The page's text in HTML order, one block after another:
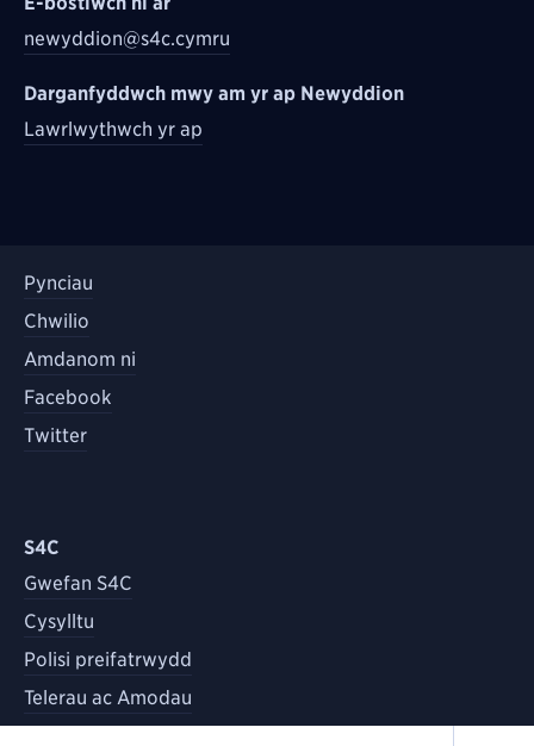
newyddion@s4c.cymru
Darganfyddwch mwy am yr ap Newyddion
Lawrlwythwch yr ap
Pynciau
Chwilio
Amdanom ni
Facebook
Twitter
S4C
Gwefan S4C
Cysylltu
Polisi preifatrwydd
Telerau ac Amodau